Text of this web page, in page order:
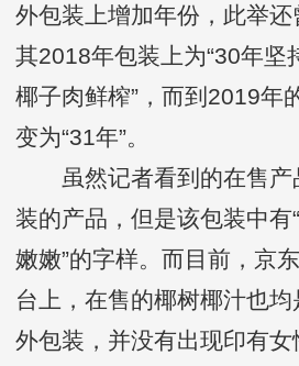
外包装上增加年份，此举还
其2018年包装上为“30年坚
椰子肉鲜榨”，而到2019年
变为“31年”。
虽然记者看到的在售产
装的产品，但是该包装中有
嫩嫩”的字样。而目前，京
台上，在售的椰树椰汁也
外包装，并没有出现印有女